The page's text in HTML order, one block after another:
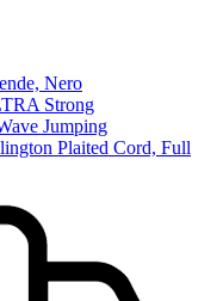
Nero
Strong
Jumping
Plaited Cord, Full